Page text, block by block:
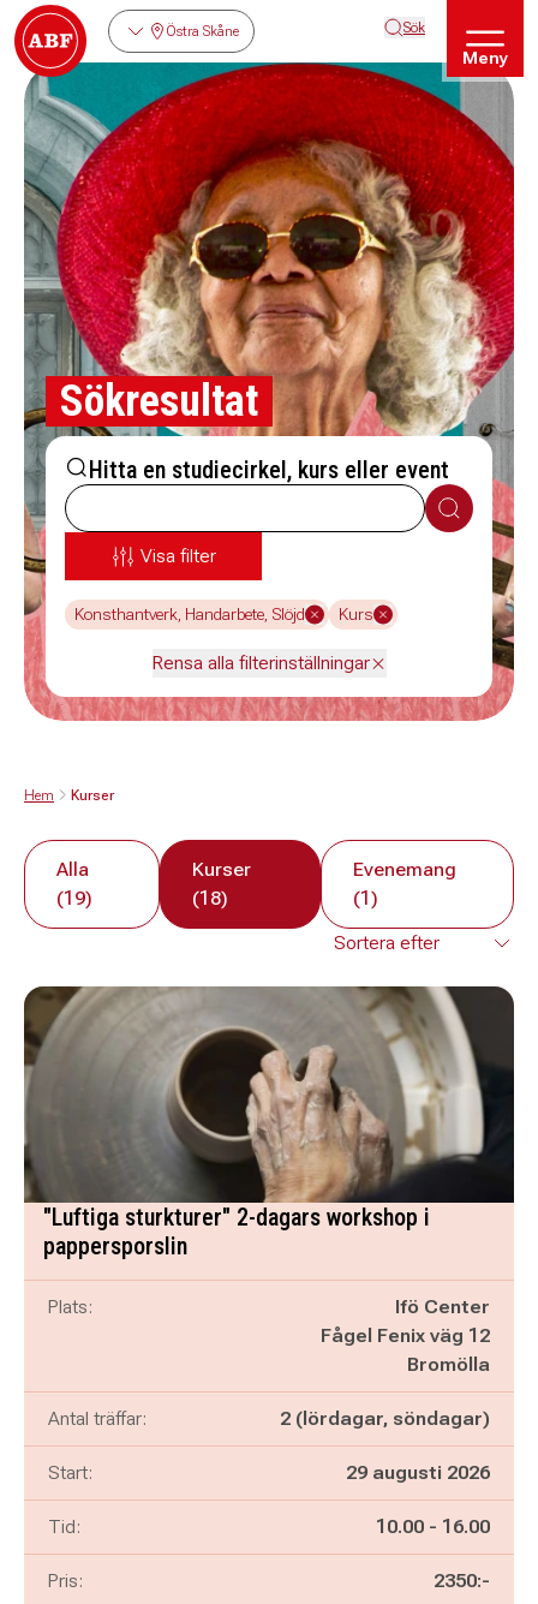
Östra Skåne Sök
Meny
Sökresultat
Hitta en studiecirkel, kurs eller event
Sök
Visa filter
Konsthantverk, Handarbete, Slöjd Kurs
Rensa alla filterinställningar
Hem Kurser
Alla
(19)
Kurser
(18)
Evenemang
(1)
"Luftiga sturkturer" 2-dagars workshop i
pappersporslin
Plats:
Ifö Center
Fågel Fenix väg 12
Bromölla
Antal träffar: 2 (lördagar, söndagar)
Start: 29 augusti 2026
Tid: Pågår mellan
10.00 - och
16.00
Pris: 2350:-